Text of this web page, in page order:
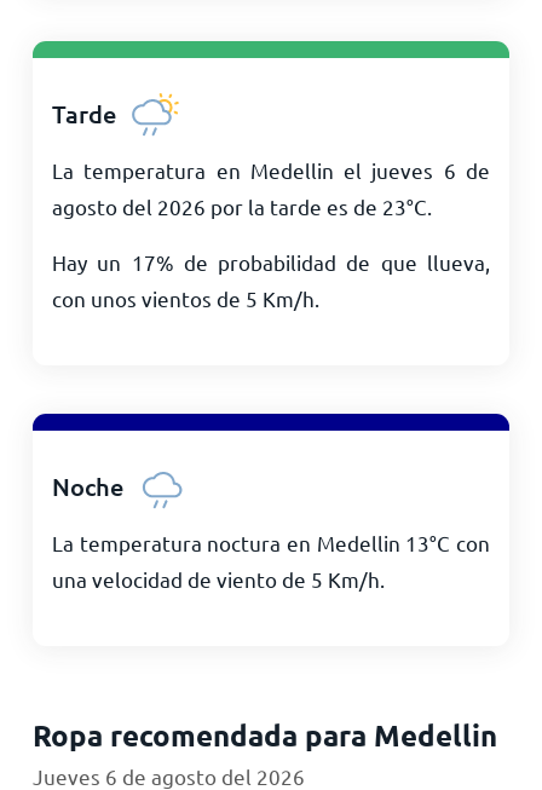
Tarde
La temperatura en Medellin el jueves 6 de
agosto del 2026 por la tarde es de 23°C
Hay un 17% de probabilidad de que llueva,
con unos vientos de 5 Km/h
Noche
La temperatura noctura en Medellin 13°C con
una velocidad de viento de 5 Km/h
Ropa recomendada para Medellin
Jueves 6 de agosto del 2026